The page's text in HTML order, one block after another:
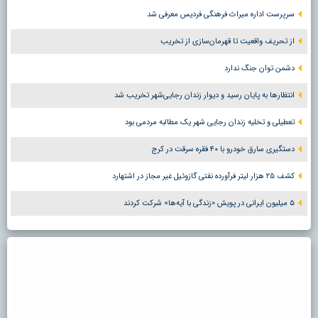
سرپرست اداره میراث فرهنگی فردیس معرفی شد
از تحریف واقعیت تا قهرمان‌سازی از تخریب
دشمن توان جنگ ندارد
انتظارها به پایان رسید و دیوار زندان رجایی‌شهر تخریب شد
تعطیلی و تخلیه زندان رجایی شهر یک مطالبه مردمی بود
دستگیری سارق خودرو با ۴۰ فقره سرقت در کرج
کشف ۲۵ هزار لیتر فرآورده نفتی گازوئیل غیر مجاز در اشتهارد
۵ میلیون ایرانی در پویش «زندگی با آیه‌ها» شرکت کردند